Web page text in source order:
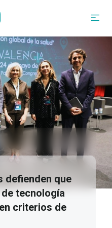
defienden que
tecnología
criterios de